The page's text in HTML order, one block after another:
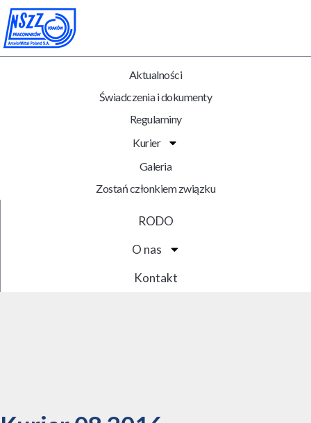
RODO
O nas
Kontakt
Aktualności
Świadczenia i dokumenty
Regulaminy
Kurier
Galeria
Zostań członkiem związku